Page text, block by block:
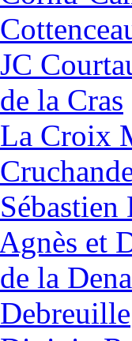
la Cras
Croix
et
la